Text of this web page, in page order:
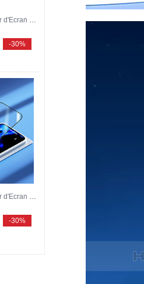
Film Protection Protecteur d'Ecran Verre Trempe Integrale F05 pour Apple iPhone 14 Pro Max Noir
-30%
Film Protection Protecteur d'Ecran Verre Trempe Integrale F07 pour Apple iPhone 14 Pro Max Noir
-30%